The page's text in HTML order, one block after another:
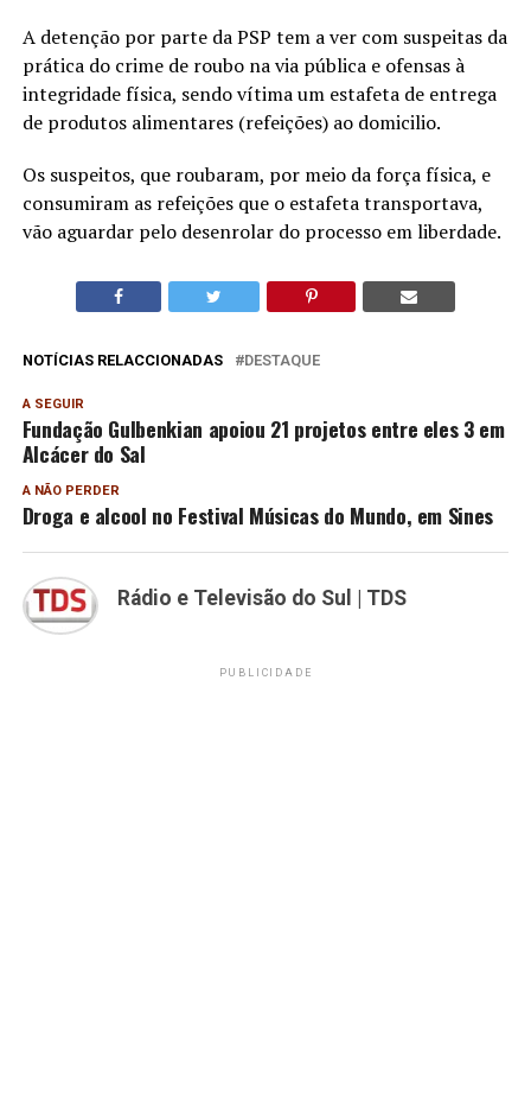
A detenção por parte da PSP tem a ver com suspeitas da
prática do crime de roubo na via pública e ofensas à
integridade física, sendo vítima um estafeta de entrega
de produtos alimentares (refeições) ao domicilio.
Os suspeitos, que roubaram, por meio da força física, e
consumiram as refeições que o estafeta transportava,
vão aguardar pelo desenrolar do processo em liberdade.
NOTÍCIAS RELACCIONADAS DESTAQUE
A SEGUIR
Fundação Gulbenkian apoiou 21 projetos entre eles 3 em
Alcácer do Sal
A NÃO PERDER
Droga e alcool no Festival Músicas do Mundo, em Sines
Rádio e Televisão do Sul | TDS
PUBLICIDADE